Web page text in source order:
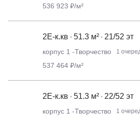
536 923 ₽/м²
2Е-к.кв 51.3 м² 21/52 эт
корпус 1 -Творчество 1
537 464 ₽/м²
2Е-к.кв 51.3 м² 22/52 эт
корпус 1 -Творчество 1